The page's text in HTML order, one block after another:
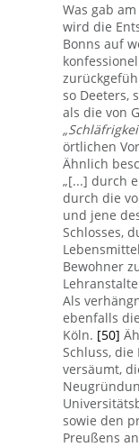
Was gab
wird die
Bonns auf
so Deeters,
als die von
örtlichen
Ähnlich
„[...] durch
durch die
und jene
Schlosses,
Bewohner
Als
ebenfalls
Köln. [50]
Schluss,
versäumt,
sowie den
Preußens